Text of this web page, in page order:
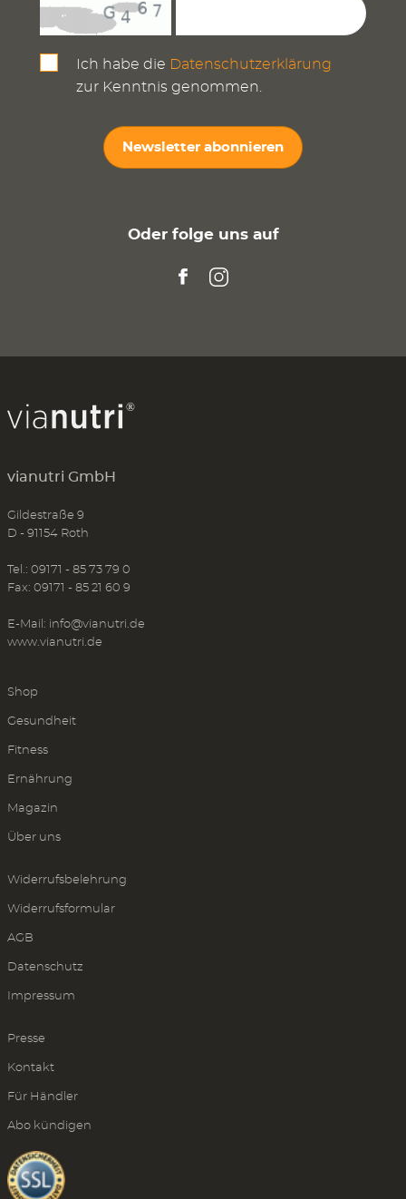
Ich habe die Datenschutzerklärung
zur Kenntnis genommen.
Newsletter abonnieren
Oder folge uns auf
vianutri GmbH
Gildestraße 9
D - 91154 Roth
Tel.: 09171 - 85 73 79 0
Fax: 09171 - 85 21 60 9
E-Mail: info@vianutri.de
www.vianutri.de
Shop
Gesundheit
Fitness
Ernährung
Magazin
Über uns
Widerrufsbelehrung
Widerrufsformular
AGB
Datenschutz
Impressum
Presse
Kontakt
Für Händler
Abo kündigen